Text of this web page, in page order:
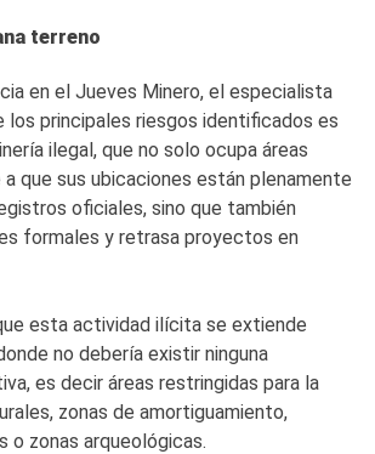
terreno
en el Jueves Minero, el especialista
los principales riesgos identificados es
ilegal, que no solo ocupa áreas
que sus ubicaciones están plenamente
oficiales, sino que también
formales y retrasa proyectos en
esta actividad ilícita se extiende
no debería existir ninguna
es decir áreas restringidas para la
zonas de amortiguamiento,
o zonas arqueológicas.